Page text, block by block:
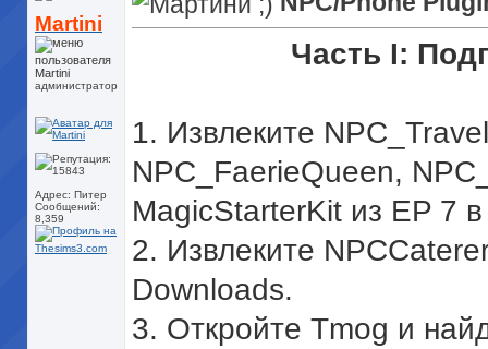
Martini
администратор
Адрес: Питер
Сообщений:
8,359
Часть I:
1. Извлеките
NPC_FaerieQueen,
MagicStarterKit из EP 7
2. Извлеките
Downloads.
3. Откройте Tmog и